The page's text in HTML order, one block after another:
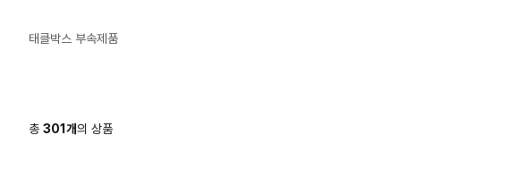
태클박스 부속제품
총 301 개의 상품